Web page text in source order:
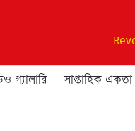
গ্যালারি সাপ্তাহিক একতা